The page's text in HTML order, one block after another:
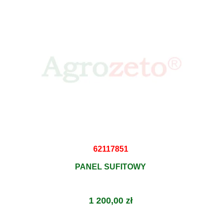
62117851
PANEL SUFITOWY
1 200,00 zł